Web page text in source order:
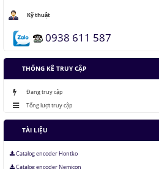
Những thăng trầm của trí tuệ nhân tạo
Lưu trữ hình ảnh kỹ thuật số trong ADN
Kỹ thuật
0938 611 587
THỐNG KÊ TRUY CẬP
Đang truy cập
Tổng lượt truy cập
TÀI LIỆU
Catalog encoder Hontko
Catalog encoder Nemicon